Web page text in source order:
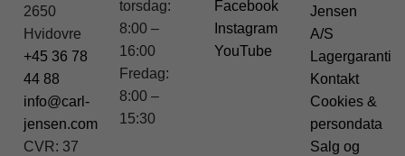
2650
Hvidovre
+45 36 78
44 88
info@carl-
jensen.com
CVR: 37
torsdag:
8:00 –
16:00
Fredag:
8:00 –
15:30
Facebook
Instagram
YouTube
Jensen
A/S
Lagergaranti
Kontakt
Cookies &
persondata
Salg og